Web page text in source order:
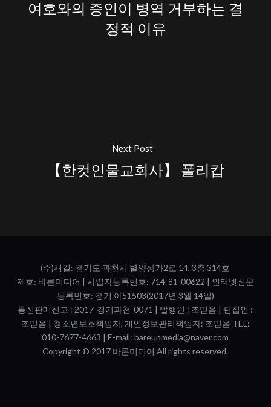
여호와의 증인이 병역 거부하는 결
정적 이유
Next Post
【한컷인물교회사】 폴리캅
(주)새길: 경기도 과천시 별양상가2로 14, 3층 314호
제호: 바른미디어 | 사업자등록번호: 714-81-00622 | 인터넷신문
등록번호: 경기 아51503(2017년 3월 14일)
통신판매신고 : 2017-경기과천-0071​ | 발행인 : 조믿음 | 편집인 :
조믿음 | 청소년보호책임자, 개인정보관리책임자: 조믿음 TEL:
010-7677-4663 | E-mail: bareunmedia@naver.com
Copyright © 2017 바른미디어 All rights reserved.